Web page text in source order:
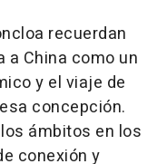
recuerdan
a China como un
y el viaje de
concepción.
ámbitos en los
conexión y